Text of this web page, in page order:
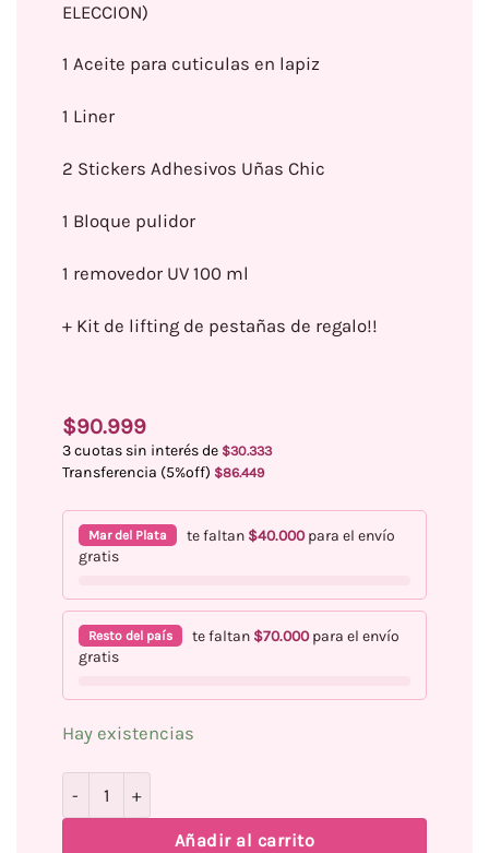
ELECCION)
1 Aceite para cuticulas en lapiz
1 Liner
2 Stickers Adhesivos Uñas Chic
1 Bloque pulidor
1 removedor UV 100 ml
+ Kit de lifting de pestañas de regalo!!
$90.999
3 cuotas sin interés de $30.333
Transferencia (5%off) $86.449
Mar del Plata te faltan $40.000para el envío
gratis
Resto del país te faltan $70.000para el envío
gratis
Hay existencias
Añadir al carrito